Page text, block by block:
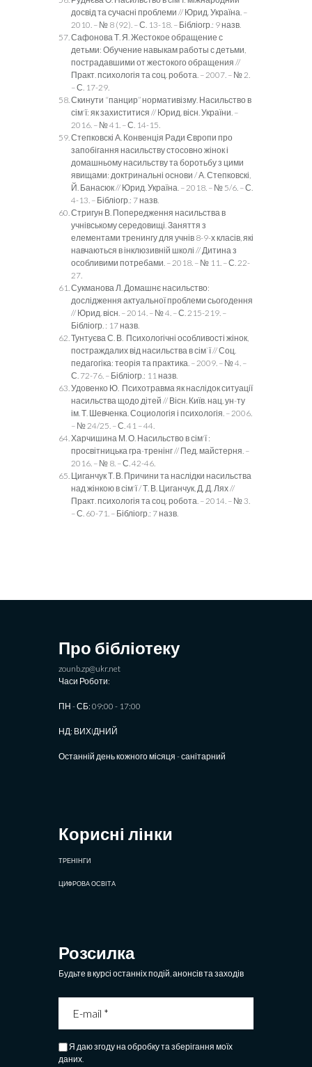
досвід та сучасні проблеми // Юрид. Україна. –
2010. – № 8 (92). – С. 13-18. – Бібліогр.: 9 назв.
Сафонова Т. Я. Жестокое обращение с
детьми: Обучение навыкам работы с детьми,
пострадавшими от жестокого обращения //
Практ. психологія та соц. робота. – 2007. – № 2.
– С. 17-29.
Скинути “панцир” нормативізму. Насильство в
сім'ї: як захиститися // Юрид. вісн. України. –
2016. – № 41. – С. 14-15.
Степковскі А. Конвенція Ради Європи про
запобігання насильству стосовно жінок і
домашньому насильству та боротьбу з цими
явищами: доктринальні основи / А. Степковскі,
Й. Банасюк // Юрид. Україна. – 2018. – № 5/6. – С.
4-13. – Бібліогр.: 7 назв.
Стригун В. Попередження насильства в
учнівському середовищі. Заняття з
елементами тренингу для учнів 8-9-х класів, які
навчаються в інклюзивній школі // Дитина з
особливими потребами. – 2018. – № 11. – С. 22-
27.
Сукманова Л. Домашнє насильство:
дослідження актуальної проблеми сьогодення
// Юрид. вісн. – 2014. – № 4. – С. 215-219. –
Бібліогр. : 17 назв.
Тунтуєва С. В. Психологічні особливості жінок,
постраждалих від насильства в сім`ї // Соц.
педагогіка: теорія та практика. – 2009. – № 4. –
С. 72-76. – Бібліогр.: 11 назв.
Удовенко Ю. Психотравма як наслідок ситуації
насильства щодо дітей // Вісн. Київ. нац. ун-ту
ім. Т. Шевченка. Социологія і психологія. – 2006.
– № 24/25. – С. 41 – 44.
Харчишина М. О. Насильство в сім'ї :
просвітницька гра-тренінг // Пед. майстерня. –
2016. – № 8. – С. 42-46.
Циганчук Т. В. Причини та наслідки насильства
над жінкою в сім'ї / Т. В. Циганчук, Д. Д. Лях //
Практ. психологія та соц. робота. – 2014. – № 3.
– С. 60-71. – Бібліогр.: 7 назв.
Про бібліотеку
zounb.zp@ukr.net
Часи Роботи:
ПН - СБ: 09:00 - 17:00
НД: ВИХIДНИЙ
Останній день кожного місяця - санітарний
Корисні лінки
ТРЕНІНГИ
ЦИФРОВА ОСВІТА
Розсилка
Будьте в курсі останніх подій, анонсів та заходів
Я даю згоду на обробку та зберігання моїх
даних.